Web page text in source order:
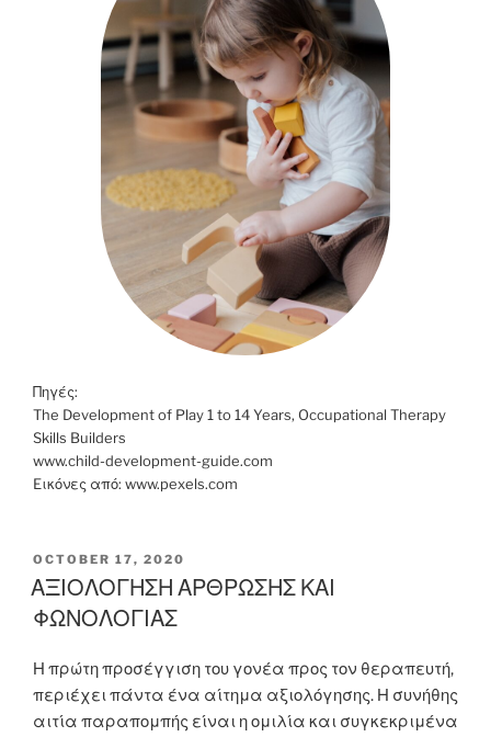
Πηγές:
The Development of Play 1 to 14 Years, Occupational Therapy
Skills Builders
www.child-development-guide.com
Eικόνες από: www.pexels.com
POSTED
ON
OCTOBER 17, 2020
ΑΞΙΟΛΟΓΗΣΗ ΑΡΘΡΩΣΗΣ ΚΑΙ
ΦΩΝΟΛΟΓΙΑΣ
Η πρώτη προσέγγιση του γονέα προς τον θεραπευτή,
περιέχει πάντα ένα αίτημα αξιολόγησης. Η συνήθης
αιτία παραπομπής είναι η ομιλία και συγκεκριμένα